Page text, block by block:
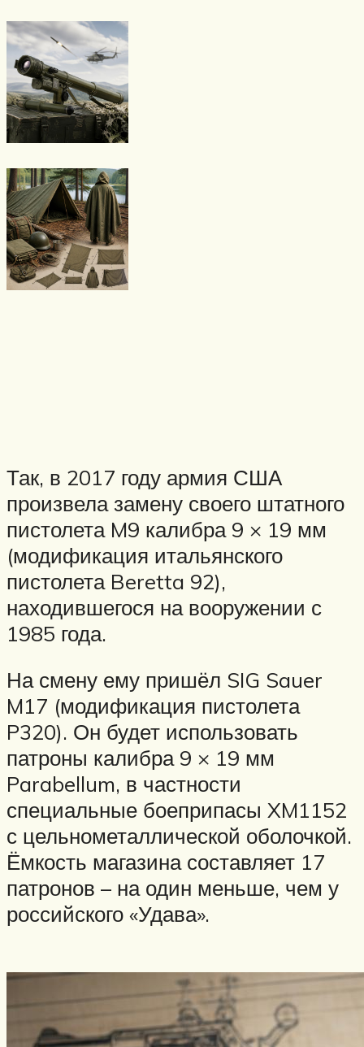
Так, в 2017 году армия США
произвела замену своего штатного
пистолета M9 калибра 9 × 19 мм
(модификация итальянского
пистолета Beretta 92),
находившегося на вооружении с
1985 года.
На смену ему пришёл SIG Sauer
M17 (модификация пистолета
P320). Он будет использовать
патроны калибра 9 × 19 мм
Parabellum, в частности
специальные боеприпасы XM1152
с цельнометаллической оболочкой.
Ёмкость магазина составляет 17
патронов – на один меньше, чем у
российского «Удава».